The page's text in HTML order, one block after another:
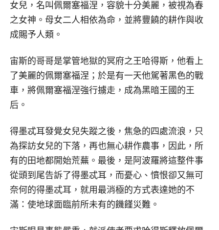
女兒，名叫佩爾塞福涅，容貌十分美麗，被視為春
之女神。母女二人相依為命，並將豐饒的耕作與收
成賜予人類。
宙斯的哥哥是掌管地獄的冥府之王哈得斯，他看上
了美麗的佩爾塞福涅；於是有一天他駕著黑色的戰
車，將佩爾塞福涅強行擄走，成為黑暗王國的王
后。
得墨忒耳發覺女兒失蹤之後，焦急的四處流浪，只
為探訪女兒的下落，再也無心耕作農事，因此，所
有的田地都開始荒蕪。最後，是阿波羅將這整件事
從頭到尾告訴了得墨忒耳，而憂心、憤恨卻又無可
奈何的得墨忒耳，就用最消極的方式表達她的不
滿：使地球面臨前所未有的饑饉災難。